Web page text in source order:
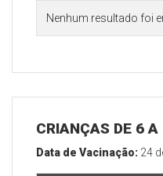
Nenhum resultado foi
CRIANÇAS DE 6
Data de Vacinação: 24